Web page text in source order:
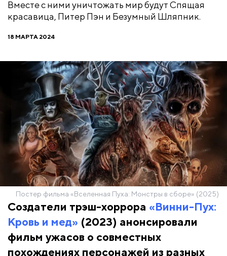
Вместе с ними уничтожать мир будут Спящая
красавица, Питер Пэн и Безумный Шляпник.
18 МАРТА 2024
Постер фильма «Вселенная Пуха: Монстры в сборе» (2025)
Создатели трэш-хоррора «Винни-Пух:
Кровь и мед» (2023) анонсировали
фильм ужасов о совместных
похождениях персонажей из разных